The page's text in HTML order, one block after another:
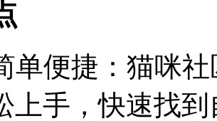
单便捷：猫咪
上手，快速找